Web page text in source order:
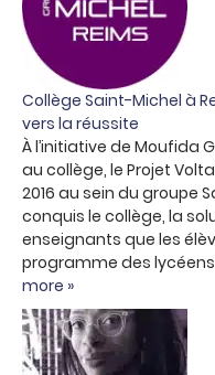
Collège Saint-Michel à
vers la réussite
À l’initiative de Moufida
au collège, le Projet
2016 au sein du groupe
conquis le collège, la
enseignants que les
programme des
more »